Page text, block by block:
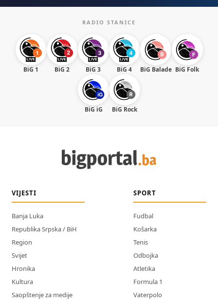
RADIO STANICE
BiG 1 BiG 2 BiG 3 BiG 4 BiG Balade BiG Folk
BiG iG BiG Rock
VIJESTI
Banja Luka
Republika Srpska / BiH
Region
Svijet
Hronika
Kultura
Saopštenje za medije
SPORT
Fudbal
Košarka
Tenis
Odbojka
Atletika
Formula 1
Vaterpolo